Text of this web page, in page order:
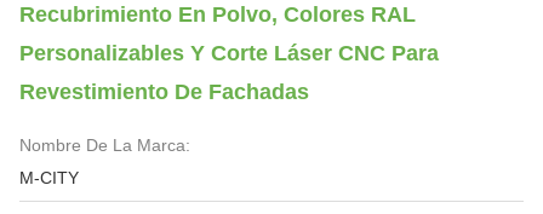
Recubrimiento En Polvo, Colores RAL
Personalizables Y Corte Láser CNC Para
Revestimiento De Fachadas
Nombre De La Marca:
M-CITY